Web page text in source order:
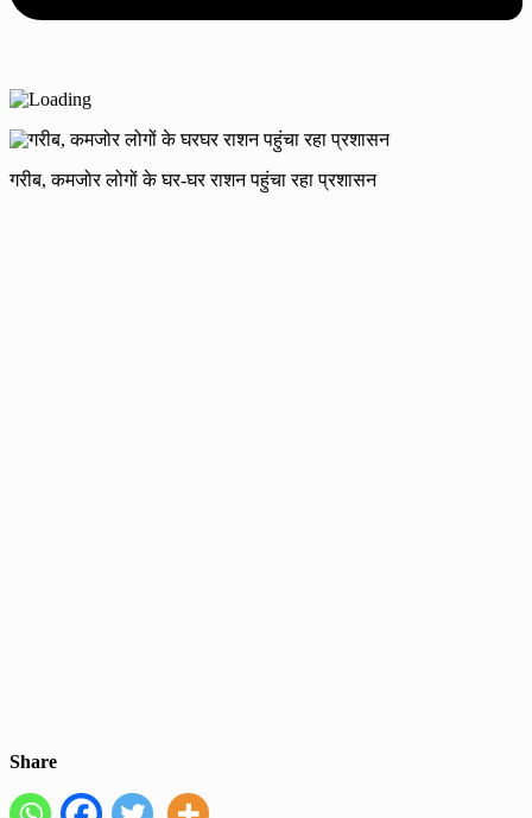
गरीब, कमजोर लोगों के घर-घर राशन पहुंचा रहा प्रशासन
Share